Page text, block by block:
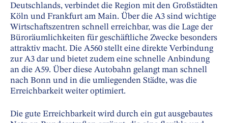
Deutschlands, verbindet die Region mit den Großstädten
Köln und Frankfurt am Main. Über die A3 sind wichtige
Wirtschaftszentren schnell erreichbar, was die Lage der
Büroräumlichkeiten für geschäftliche Zwecke besonders
attraktiv macht. Die A560 stellt eine direkte Verbindung
zur A3 dar und bietet zudem eine schnelle Anbindung
an die A59. Über diese Autobahn gelangt man schnell
nach Bonn und in die umliegenden Städte, was die
Erreichbarkeit weiter optimiert.
Die gute Erreichbarkeit wird durch ein gut ausgebautes